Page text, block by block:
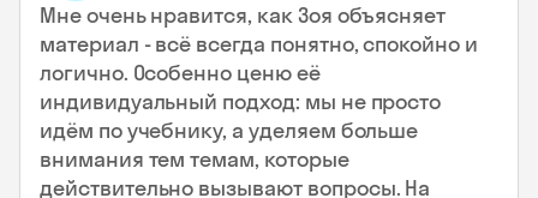
Мне очень нравится, как Зоя объясняет
материал - всё всегда понятно, спокойно и
логично. Особенно ценю её
индивидуальный подход: мы не просто
идём по учебнику, а уделяем больше
внимания тем темам, которые
действительно вызывают вопросы. На